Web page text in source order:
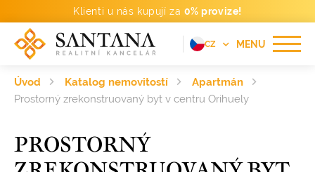
Klienti u nás kupují za 0% provize!
MENU
CZ
FR
RU
Úvod Katalog nemovitostí
Apartmán
Prostorný zrekonstruovaný byt v centru Orihuely
PROSTORNÝ